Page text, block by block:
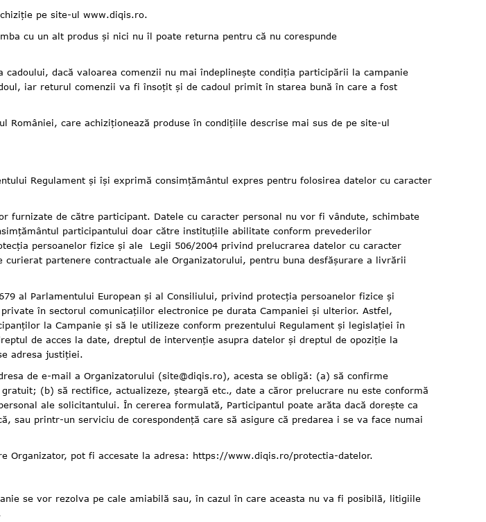
pe site-ul www.diqis.ro.
un alt produs și nici nu îl poate returna pentru că nu corespunde
dacă valoarea comenzii nu mai îndeplinește condiția participării la campanie
iar returul comenzii va fi însoțit și de cadoul primit în starea bună în care a fost
care achiziționează produse în condițiile descrise mai sus de pe site-ul
Regulament și își exprimă consimțământul expres pentru folosirea datelor cu caracter
de către participant. Datele cu caracter personal nu vor fi vândute, schimbate
participantului doar către instituțiile abilitate conform prevederilor
persoanelor fizice și ale Legii 506/2004 privind prelucrarea datelor cu caracter
partenere contractuale ale Organizatorului, pentru buna desfășurare a livrării
Parlamentului European și al Consiliului, privind protecția persoanelor fizice și
în sectorul comunicațiilor electronice pe durata Campaniei și ulterior. Astfel,
la Campanie și să le utilizeze conform prezentului Regulament și legislației în
de acces la date, dreptul de intervenție asupra datelor și dreptul de opoziție la
adresa justiției.
de e-mail a Organizatorului (site@diqis.ro), acesta se obligă: (a) să confirme
(b) să rectifice, actualizeze, șteargă etc., date a căror prelucrare nu este conformă
ale solicitantului. În cererea formulată, Participantul poate arăta dacă dorește ca
printr-un serviciu de corespondență care să asigure că predarea i se va face numai
pot fi accesate la adresa: https://www.diqis.ro/protectia-datelor.
vor rezolva pe cale amiabilă sau, în cazul în care aceasta nu va fi posibilă, litigiile